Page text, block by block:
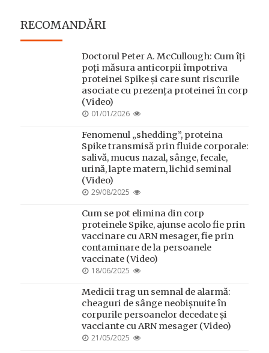
RECOMANDĂRI
Doctorul Peter A. McCullough: Cum îți
poți măsura anticorpii împotriva
proteinei Spike și care sunt riscurile
asociate cu prezența proteinei în corp
(Video)
POSTED
01/01/2026
Fenomenul „shedding”, proteina
Spike transmisă prin fluide corporale:
salivă, mucus nazal, sânge, fecale,
urină, lapte matern, lichid seminal
(Video)
POSTED
29/08/2025
Cum se pot elimina din corp
proteinele Spike, ajunse acolo fie prin
vaccinare cu ARN mesager, fie prin
contaminare de la persoanele
vaccinate (Video)
POSTED
18/06/2025
Medicii trag un semnal de alarmă:
cheaguri de sânge neobișnuite în
corpurile persoanelor decedate și
vacciante cu ARN mesager (Video)
POSTED
21/05/2025